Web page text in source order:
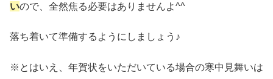
いので、全然焦る必要はありませんよ^^
落ち着いて準備するようにしましょう♪
※とはいえ、年賀状をいただいている場合の寒中見舞いは